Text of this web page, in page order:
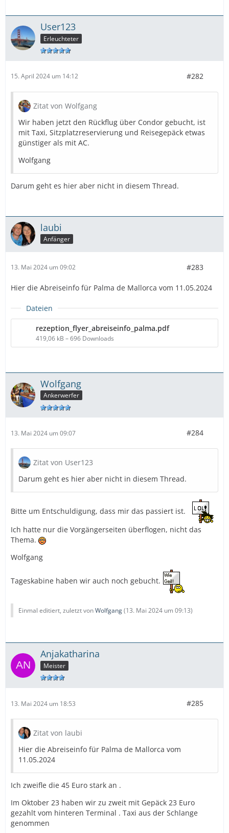
User123
Erleuchteter
15. April 2024 um 14:12 #282
Zitat von Wolfgang
Wir haben jetzt den Rückflug über Condor gebucht, ist
mit Taxi, Sitzplatzreservierung und Reisegepäck etwas
günstiger als mit AC.
Wolfgang
Darum geht es hier aber nicht in diesem Thread.
laubi
Anfänger
13. Mai 2024 um 09:02 #283
Hier die Abreiseinfo für Palma de Mallorca vom 11.05.2024
Dateien
rezeption_flyer_abreiseinfo_palma.pdf
419,06 kB – 696 Downloads
Wolfgang
Ankerwerfer
13. Mai 2024 um 09:07 #284
Zitat von User123
Darum geht es hier aber nicht in diesem Thread.
Bitte um Entschuldigung, dass mir das passiert ist.
Ich hatte nur die Vorgängerseiten überflogen, nicht das
Thema.
Wolfgang
Tageskabine haben wir auch noch gebucht.
Einmal editiert, zuletzt vonWolfgang(13. Mai 2024 um 09:13)
Anjakatharina
Meister
13. Mai 2024 um 18:53 #285
Zitat von laubi
Hier die Abreiseinfo für Palma de Mallorca vom
11.05.2024
Ich zweifle die 45 Euro stark an .
Im Oktober 23 haben wir zu zweit mit Gepäck 23 Euro
gezahlt vom hinteren Terminal . Taxi aus der Schlange
genommen